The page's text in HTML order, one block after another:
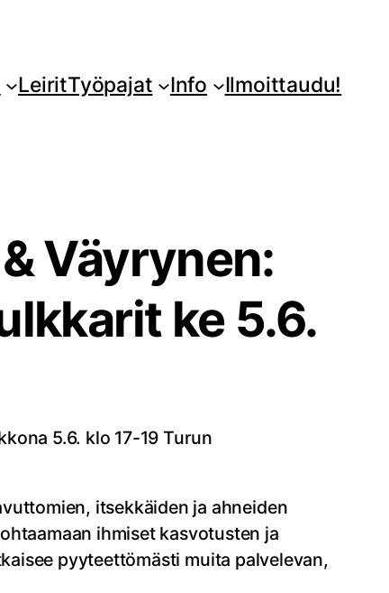
LeiritTyöpajat Info Ilmoittaudu!
Väyrynen:
ke 5.6.
5.6. klo 17-19 Turun
itsekkäiden ja ahneiden
ihmiset kasvotusten ja
pyyteettömästi muita palvelevan,